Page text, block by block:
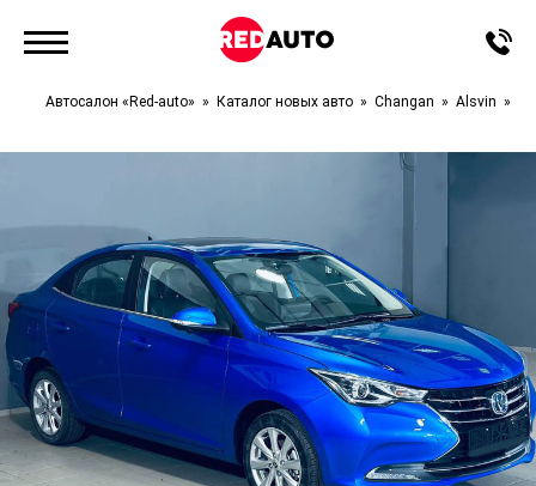
Автосалон «Red-auto» Каталог новых авто Changan Alsvin